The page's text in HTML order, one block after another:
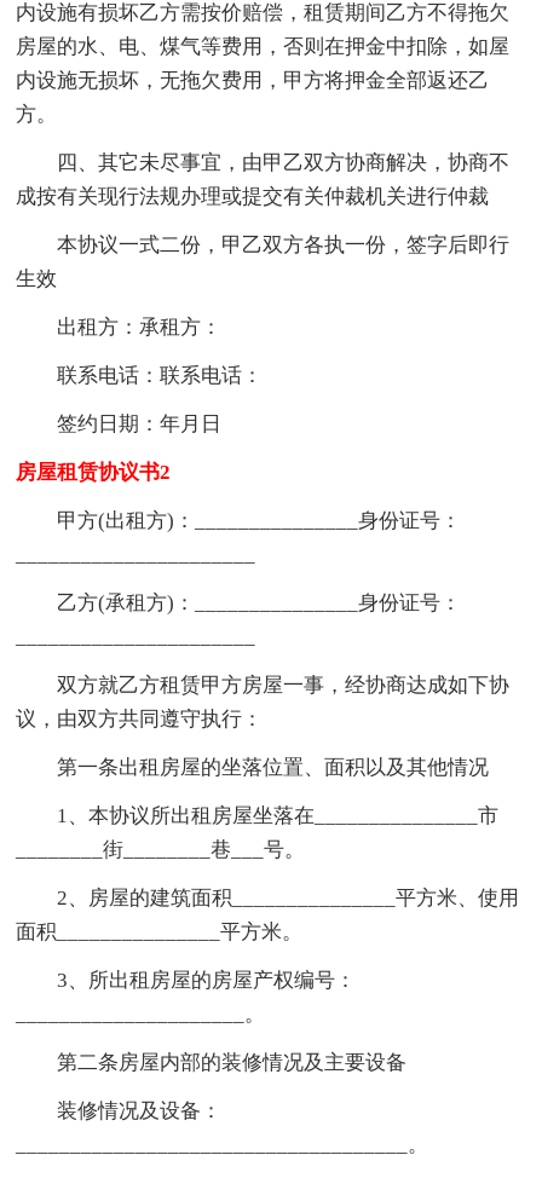
内设施有损坏乙方需按价赔偿，租赁期间乙方不得拖欠
房屋的水、电、煤气等费用，否则在押金中扣除，如屋
内设施无损坏，无拖欠费用，甲方将押金全部返还乙
方。
四、其它未尽事宜，由甲乙双方协商解决，协商不
成按有关现行法规办理或提交有关仲裁机关进行仲裁
本协议一式二份，甲乙双方各执一份，签字后即行
生效
出租方：承租方：
联系电话：联系电话：
签约日期：年月日
房屋租赁协议书2
甲方(出租方)：_______________身份证号：
乙方(承租方)：_______________身份证号：
双方就乙方租赁甲方房屋一事，经协商达成如下协
议，由双方共同遵守执行：
第一条出租房屋的坐落位置、面积以及其他情况
1、本协议所出租房屋坐落在_______________市
________街________巷___号。
2、房屋的建筑面积_______________平方米、使用
面积_______________平方米。
3、所出租房屋的房屋产权编号：
_____________________。
第二条房屋内部的装修情况及主要设备
装修情况及设备：
____________________________________。